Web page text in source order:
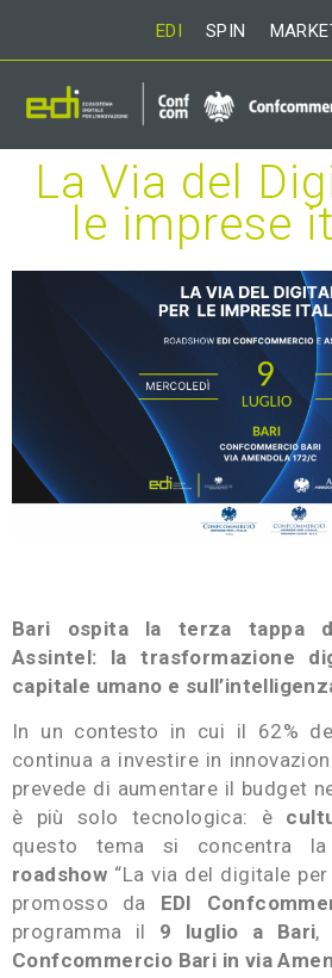
EDI SPIN
La Via del
le imprese
Bari ospita la terza tappa
Assintel: la trasformazione
capitale umano e
In un contesto in cui il 62%
continua a investire in
prevede di aumentare il budget
è più solo tecnologica: è
questo tema si concentra
roadshow “La via del digitale
promosso da EDI
programma il 9 luglio a Bari,
Confcommercio Bari in via